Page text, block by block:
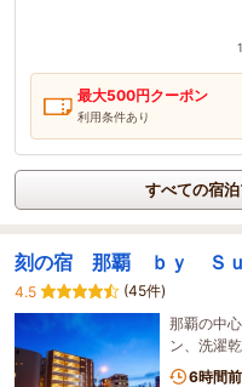
最大500円クーポン
利用条件あり
すべての宿泊
刻の宿 那覇 ｂｙ Ｓｕ
4.5
(45件)
那覇の中
ン、洗濯
6時間